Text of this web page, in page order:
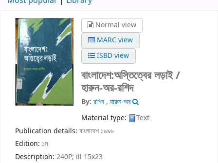
Normal view
MARC view
ISBD view
বাংলাদেশ:অস্তিত্বের লড়াই /
হারুন-অর-রশিদ
By: রশিদ , হারুন-অর
Material type:
Text
Publication details: বাংলাদেশ ১৯৯৬
Edition: ১ম
Description: 240P; ill 15x23